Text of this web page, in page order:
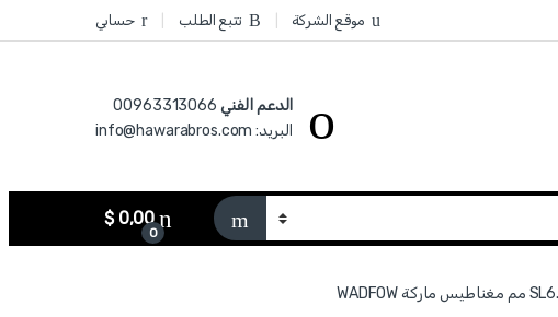
موقع الشركة تتبع الطلب حسابي
الدعم الفني 00963313066‏
البريد: info@hawarabros.com
0
$0,00